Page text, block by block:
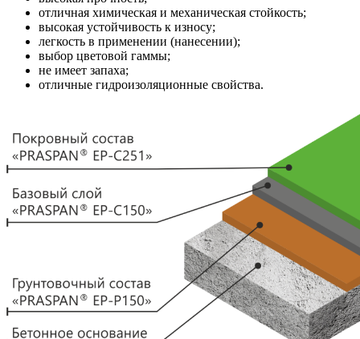
отличная химическая и механическая стойкость;
высокая устойчивость к износу;
легкость в применении (нанесении);
выбор цветовой гаммы;
не имеет запаха;
отличные гидроизоляционные свойства.